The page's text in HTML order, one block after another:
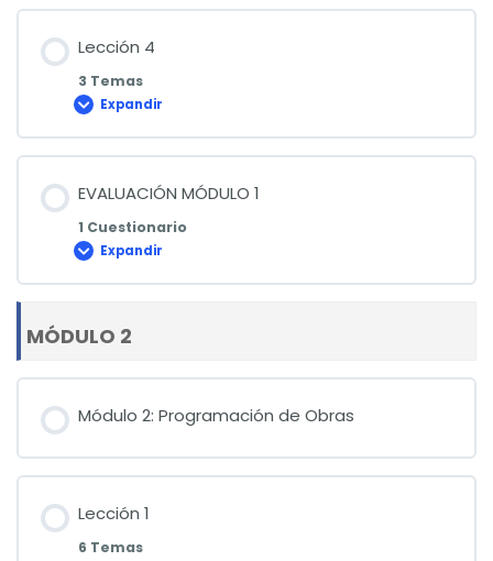
Lección 4
3 Temas
Expandir
Lección
EVALUACIÓN MÓDULO 1
1 Cuestionario
Expandir
EVALUACIÓN
1
MÓDULO 2
Módulo 2: Programación de Obras
Lección 1
6 Temas